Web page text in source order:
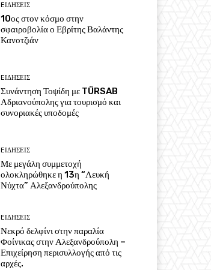
EΙΔΗΣΕΙΣ
10ος στον κόσμο στην
σφαιροβολία ο Εβρίτης Βαλάντης
Κανοτζιάν
EΙΔΗΣΕΙΣ
Συνάντηση Τοψίδη με TÜRSAB
Αδριανούπολης για τουρισμό και
συνοριακές υποδομές
EΙΔΗΣΕΙΣ
Με μεγάλη συμμετοχή
ολοκληρώθηκε η 13η “Λευκή
Νύχτα” Αλεξανδρούπολης
EΙΔΗΣΕΙΣ
Νεκρό δελφίνι στην παραλία
Φοίνικας στην Αλεξανδρούπολη –
Επιχείρηση περισυλλογής από τις
αρχές.